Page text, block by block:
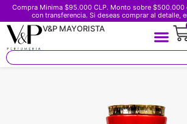
Compra Minima $95.000 CLP. Monto sobre $500.000
con transferencia. Si deseas comprar al detalle,
V&P MAYORISTA